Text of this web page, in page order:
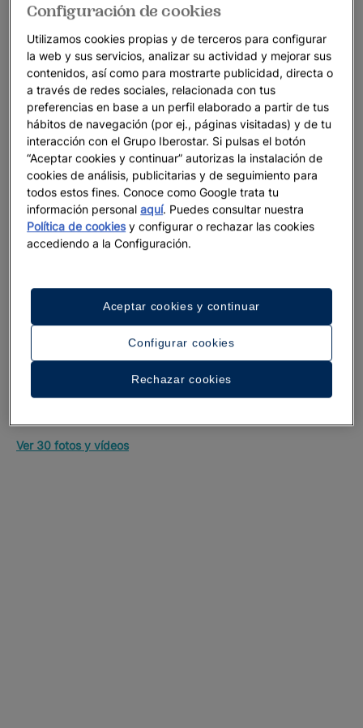
Ver 30 fotos y vídeos
Configuración de cookies
Utilizamos cookies propias y de terceros para configurar
la web y sus servicios, analizar su actividad y mejorar sus
contenidos, así como para mostrarte publicidad, directa o
a través de redes sociales, relacionada con tus
preferencias en base a un perfil elaborado a partir de tus
hábitos de navegación (por ej., páginas visitadas) y de tu
interacción con el Grupo Iberostar. Si pulsas el botón
“Aceptar cookies y continuar” autorizas la instalación de
cookies de análisis, publicitarias y de seguimiento para
todos estos fines. Conoce como Google trata tu
información personalaquí. Puedes consultar nuestra
Política de cookiesy configurar o rechazar las cookies
accediendo a la Configuración.
Configurar cookies
Rechazar cookies
Aceptar cookies y continuar